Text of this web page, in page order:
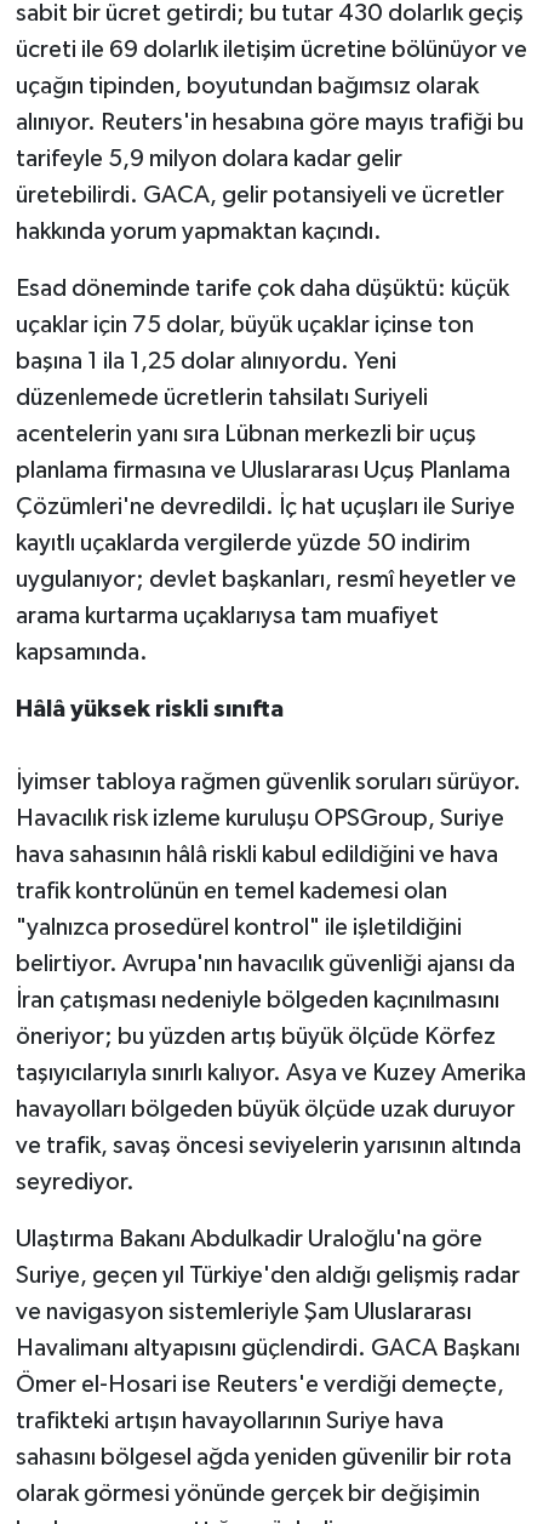
sabit bir ücret getirdi; bu tutar 430 dolarlık geçiş
ücreti ile 69 dolarlık iletişim ücretine bölünüyor ve
uçağın tipinden, boyutundan bağımsız olarak
alınıyor. Reuters'in hesabına göre mayıs trafiği bu
tarifeyle 5,9 milyon dolara kadar gelir
üretebilirdi. GACA, gelir potansiyeli ve ücretler
hakkında yorum yapmaktan kaçındı.
Esad döneminde tarife çok daha düşüktü: küçük
uçaklar için 75 dolar, büyük uçaklar içinse ton
başına 1 ila 1,25 dolar alınıyordu. Yeni
düzenlemede ücretlerin tahsilatı Suriyeli
acentelerin yanı sıra Lübnan merkezli bir uçuş
planlama firmasına ve Uluslararası Uçuş Planlama
Çözümleri'ne devredildi. İç hat uçuşları ile Suriye
kayıtlı uçaklarda vergilerde yüzde 50 indirim
uygulanıyor; devlet başkanları, resmî heyetler ve
arama kurtarma uçaklarıysa tam muafiyet
kapsamında.
Hâlâ yüksek riskli sınıfta
İyimser tabloya rağmen güvenlik soruları sürüyor.
Havacılık risk izleme kuruluşu OPSGroup, Suriye
hava sahasının hâlâ riskli kabul edildiğini ve hava
trafik kontrolünün en temel kademesi olan
"yalnızca prosedürel kontrol" ile işletildiğini
belirtiyor. Avrupa'nın havacılık güvenliği ajansı da
İran çatışması nedeniyle bölgeden kaçınılmasını
öneriyor; bu yüzden artış büyük ölçüde Körfez
taşıyıcılarıyla sınırlı kalıyor. Asya ve Kuzey Amerika
havayolları bölgeden büyük ölçüde uzak duruyor
ve trafik, savaş öncesi seviyelerin yarısının altında
seyrediyor.
Ulaştırma Bakanı Abdulkadir Uraloğlu'na göre
Suriye, geçen yıl Türkiye'den aldığı gelişmiş radar
ve navigasyon sistemleriyle Şam Uluslararası
Havalimanı altyapısını güçlendirdi. GACA Başkanı
Ömer el-Hosari ise Reuters'e verdiği demeçte,
trafikteki artışın havayollarının Suriye hava
sahasını bölgesel ağda yeniden güvenilir bir rota
olarak görmesi yönünde gerçek bir değişimin